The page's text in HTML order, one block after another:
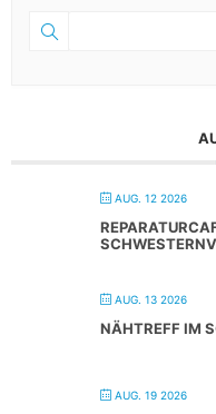
AUG. 12 2026
AUG. 13 2026
NÄHTREFF IM
AUG. 19 2026